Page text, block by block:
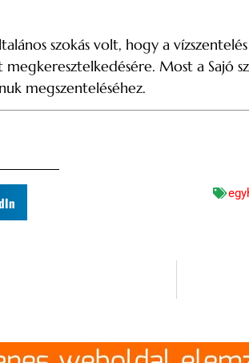
szokás volt, hogy a
Most a Sajó
megszenteléséhez.